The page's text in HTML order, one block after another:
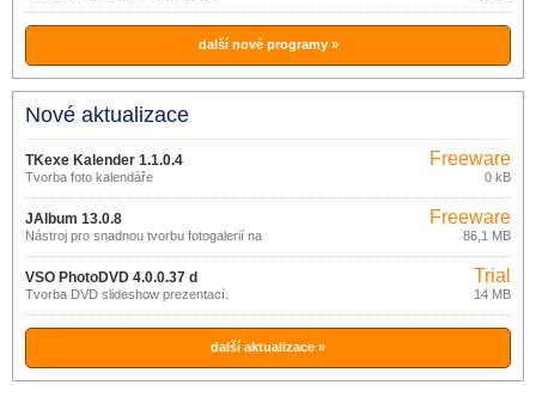
další nové programy »
Nové aktualizace
TKexe Kalender 1.1.0.4
Tvorba foto kalendáře
Freeware
0 kB
JAlbum 13.0.8
Nástroj pro snadnou tvorbu fotogalerií na
Freeware
86,1 MB
VSO PhotoDVD 4.0.0.37 d
Tvorba DVD slideshow prezentací.
Trial
14 MB
další aktualizace »